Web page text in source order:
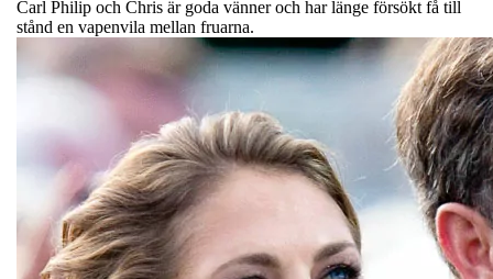
Carl Philip och Chris är goda vänner och har länge försökt få till
stånd en vapenvila mellan fruarna.